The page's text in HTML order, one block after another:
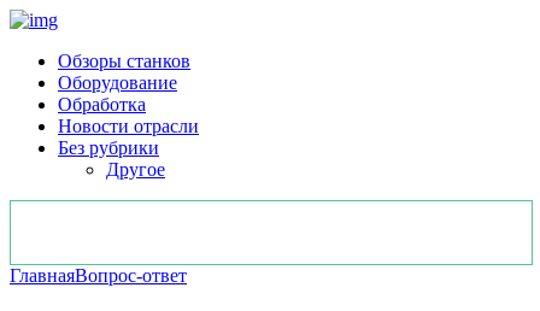
Обзоры станков
Оборудование
Обработка
Новости отрасли
Без рубрики
Другое
ГлавнаяВопрос-ответ